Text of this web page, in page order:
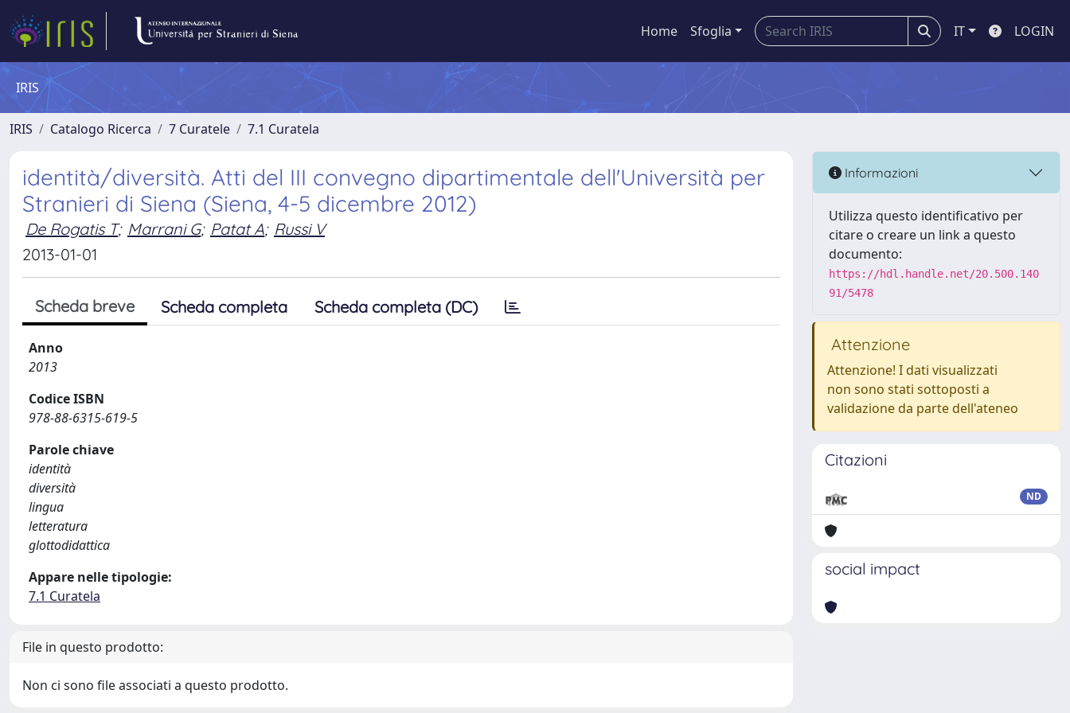
Home Sfoglia IT LOGIN
IRIS
IRIS Catalogo Ricerca 7 Curatele 7.1 Curatela
identità/diversità. Atti del III convegno dipartimentale dell'Università per
Stranieri di Siena (Siena, 4-5 dicembre 2012)
De Rogatis T; Marrani G; Patat A; Russi V
2013-01-01
Scheda breve Scheda completa Scheda completa (DC)
Anno
2013
Codice ISBN
978-88-6315-619-5
Parole chiave
identità
diversità
lingua
letteratura
glottodidattica
Appare nelle tipologie:
7.1 Curatela
File in questo prodotto:
Non ci sono file associati a questo prodotto.
Informazioni
Utilizza questo identificativo per
citare o creare un link a questo
documento:
https://hdl.handle.net/20.500.140
91/5478
Attenzione
Attenzione! I dati visualizzati
non sono stati sottoposti a
validazione da parte dell'ateneo
Citazioni
ND
social impact